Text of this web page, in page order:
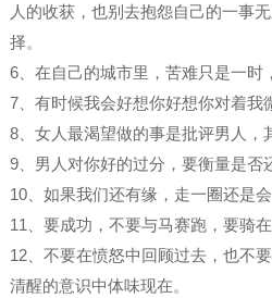
人的收获，也别去抱怨自己的一事
择。
6、在自己的城市里，苦难只是一时
7、有时候我会好想你好想你对着我
8、女人最渴望做的事是批评男人，
9、男人对你好的过分，要衡量是否
10、如果我们还有缘，走一圈还是
11、要成功，不要与马赛跑，要骑
12、不要在愤怒中回顾过去，也不
清醒的意识中体味现在。